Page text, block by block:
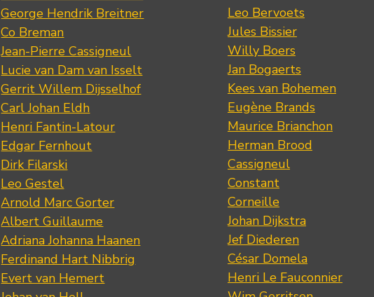
George Hendrik Breitner
Co Breman
Jean-Pierre Cassigneul
Lucie van Dam van Isselt
Gerrit Willem Dijsselhof
Carl Johan Eldh
Henri Fantin-Latour
Edgar Fernhout
Dirk Filarski
Leo Gestel
Arnold Marc Gorter
Albert Guillaume
Adriana Johanna Haanen
Ferdinand Hart Nibbrig
Evert van Hemert
Leo Bervoets
Jules Bissier
Willy Boers
Jan Bogaerts
Kees van Bohemen
Eugène Brands
Maurice Brianchon
Herman Brood
Cassigneul
Constant
Corneille
Johan Dijkstra
Jef Diederen
César Domela
Henri Le Fauconnier